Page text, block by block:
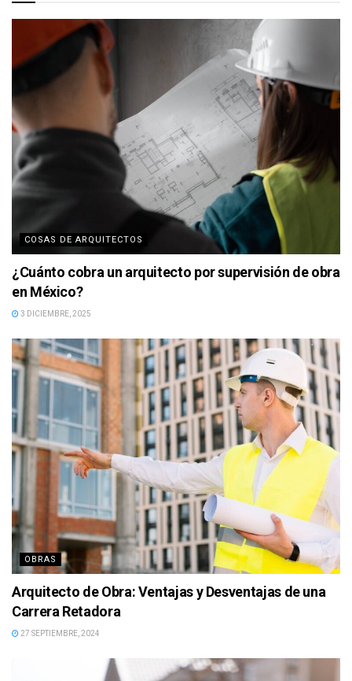
COSAS DE ARQUITECTOS
¿Cuánto cobra un arquitecto por supervisión de obra
en México?
3 DICIEMBRE, 2025
OBRAS
Arquitecto de Obra: Ventajas y Desventajas de una
Carrera Retadora
27 SEPTIEMBRE, 2024